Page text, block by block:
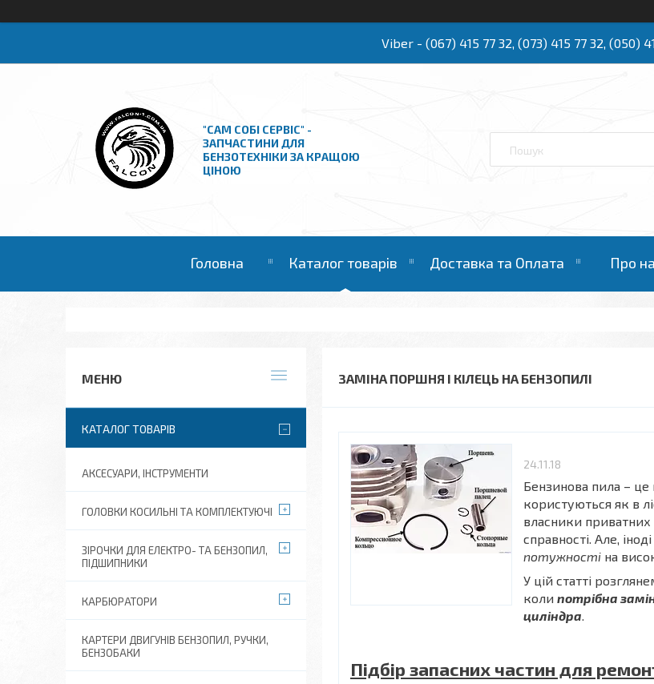
Viber - (067) 415 77 32, (073) 415 77 32, (050)
"САМ СОБІ СЕРВІС" -
ЗАПЧАСТИНИ ДЛЯ
БЕНЗОТЕХНІКИ ЗА КРАЩОЮ
ЦІНОЮ
Головна Каталог товарів Доставка та Оплата Про
ЗАМІНА ПОРШНЯ І КІЛЕЦЬ НА БЕНЗОПИЛІ
24.11.18
Бензинова пила – це
користуються як в
власники приватних
справності. Але,
потужності на
У цій статті
коли потрібна
циліндра.
Підбір запасних частин для
КАТАЛОГ ТОВАРІВ
АКСЕСУАРИ, ІНСТРУМЕНТИ
ГОЛОВКИ КОСИЛЬНІ ТА КОМПЛЕКТУЮЧІ
ЗІРОЧКИ ДЛЯ ЕЛЕКТРО- ТА БЕНЗОПИЛ,
ПІДШИПНИКИ
КАРБЮРАТОРИ
КАРТЕРИ ДВИГУНІВ БЕНЗОПИЛ, РУЧКИ,
БЕНЗОБАКИ